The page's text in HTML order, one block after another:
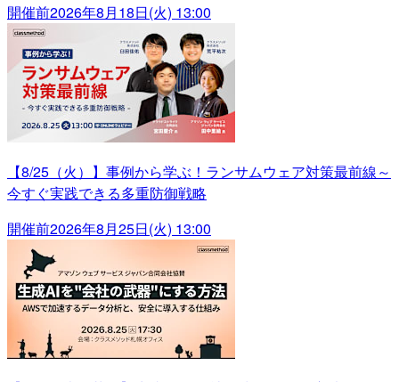
開催前2026年8月18日(火) 13:00
【8/25（火）】事例から学ぶ！ランサムウェア対策最前線～
今すぐ実践できる多重防御戦略
開催前2026年8月25日(火) 13:00